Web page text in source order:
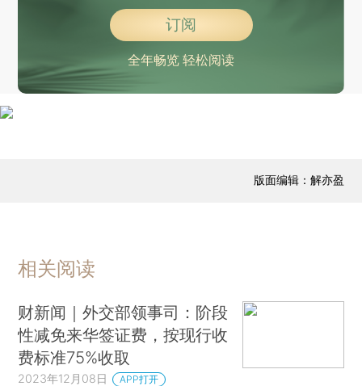
订阅
全年畅览 轻松阅读
版面编辑：解亦盈
相关阅读
财新闻｜外交部领事司：阶段
性减免来华签证费，按现行收
费标准75%收取
2023年12月08日 APP打开